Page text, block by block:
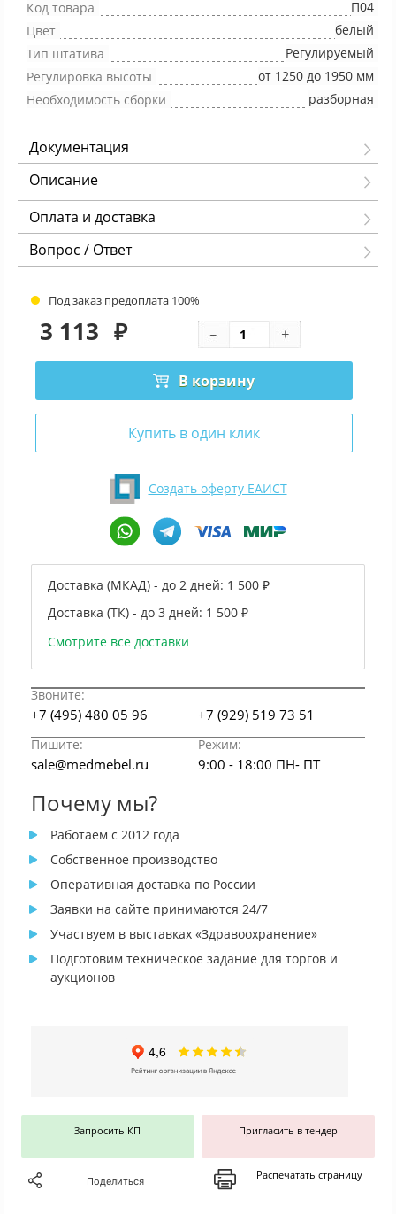
Код товара
П04
Цвет
белый
Тип штатива
Регулируемый
Регулировка высоты
от 1250 до 1950 мм
Необходимость сборки
разборная
Документация
Описание
Оплата и доставка
Вопрос / Ответ
Под заказ предоплата 100%
3 113 ₽
В корзину
Купить в один клик
Создать оферту ЕАИСТ
Доставка (МКАД) - до 2 дней: 1 500 ₽
Доставка (ТК) - до 3 дней: 1 500 ₽
Смотрите все доставки
Звоните:
+7 (495) 480 05 96 +7 (929) 519 73 51
Пишите: Режим:
sale@medmebel.ru 9:00 - 18:00 ПН- ПТ
Почему мы?
Работаем с 2012 года
Собственное производство
Оперативная доставка по России
Заявки на сайте принимаются 24/7
Участвуем в выставках «Здравоохранение»
Подготовим техническое задание для торгов и
аукционов
Запросить КП Пригласить в тендер
Поделиться Распечатать страницу